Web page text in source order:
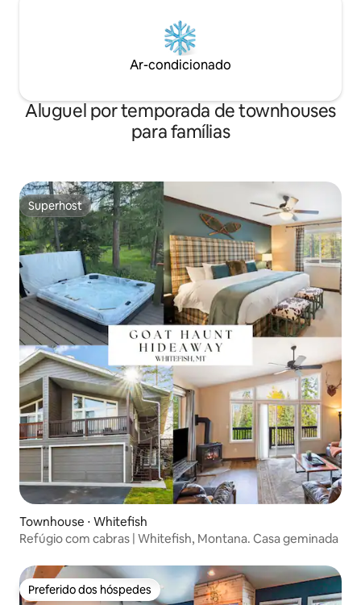
Ar-condicionado
Aluguel por temporada de townhouses
para famílias
Superhost
Superhost
Townhouse ⋅ Whitefish
Refúgio com cabras | Whitefish, Montana. Casa geminada
Preferido dos hóspedes
Preferido dos hóspedes